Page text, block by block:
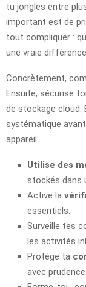
tu jongles entre
important est de
tout compliquer :
une vraie
Concrètement,
Ensuite, sécurise
de stockage cloud.
systématique
appareil.
Utilise des
stockés dans
Active la
essentiels.
Surveille tes
les activités
Protège ta
avec prudence.